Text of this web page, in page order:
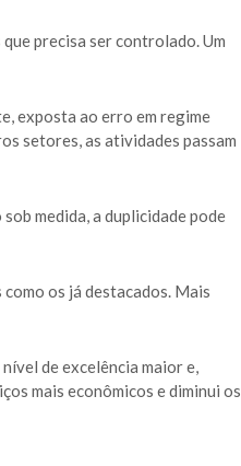
precisa ser controlado. Um
exposta ao erro em regime
setores, as atividades passam
medida, a duplicidade pode
os já destacados. Mais
de excelência maior e,
mais econômicos e diminui os